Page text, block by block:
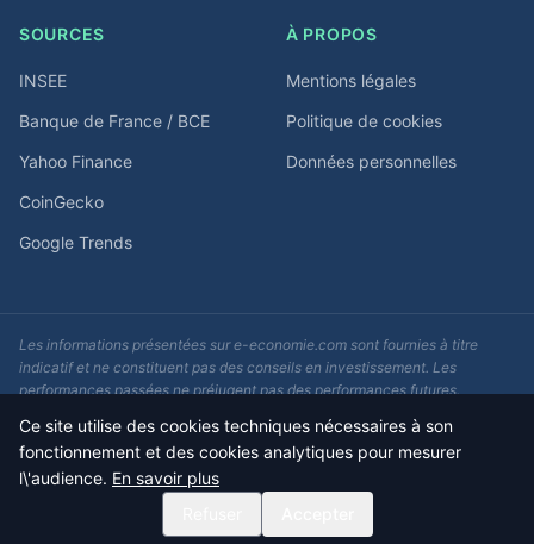
SOURCES
INSEE
Banque de France / BCE
Yahoo Finance
CoinGecko
Google Trends
À PROPOS
Mentions légales
Politique de cookies
Données personnelles
Les informations présentées sur e-economie.com sont fournies à titre
indicatif et ne constituent pas des conseils en investissement. Les
performances passées ne préjugent pas des performances futures.
© 2026 e-economie.com - F5Media. Tous droits réservés.
Données actualisées quotidiennement
Ce site utilise des cookies techniques nécessaires à son
fonctionnement et des cookies analytiques pour mesurer
l\'audience. En savoir plus